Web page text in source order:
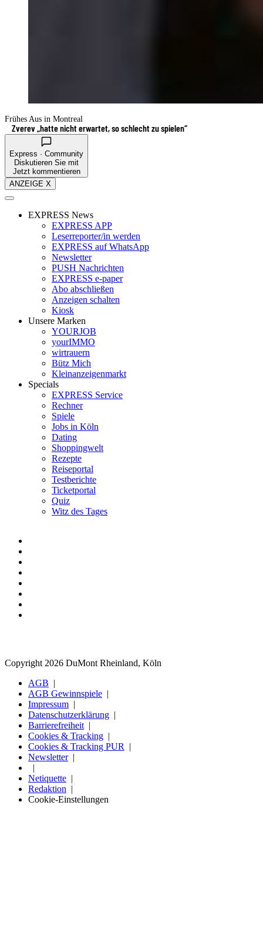
Frühes Aus in Montreal
Zverev „hatte nicht erwartet, so schlecht zu spielen“
Express · Community
Diskutieren Sie mit
Jetzt kommentieren
ANZEIGE X
EXPRESS News
EXPRESS APP
Leserreporter/in werden
EXPRESS auf WhatsApp
Newsletter
PUSH Nachrichten
EXPRESS e-paper
Abo abschließen
Anzeigen schalten
Kiosk
Unsere Marken
YOURJOB
yourIMMO
wirtrauern
Bütz Mich
Kleinanzeigenmarkt
Specials
EXPRESS Service
Rechner
Spiele
Jobs in Köln
Dating
Shoppingwelt
Rezepte
Reiseportal
Testberichte
Ticketportal
Quiz
Witz des Tages
Copyright 2026 DuMont Rheinland, Köln
AGB
AGB Gewinnspiele
Impressum
Datenschutzerklärung
Barrierefreiheit
Cookies & Tracking
Cookies & Tracking PUR
Newsletter
Netiquette
Redaktion
Cookie-Einstellungen